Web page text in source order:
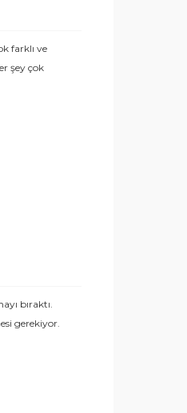
farklı ve
şey çok
bıraktı.
gerekiyor.